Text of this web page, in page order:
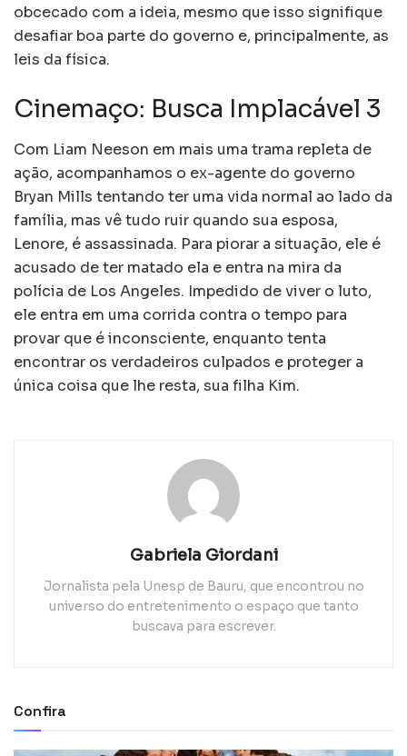
obcecado com a ideia, mesmo que isso signifique
desafiar boa parte do governo e, principalmente, as
leis da física.
Cinemaço: Busca Implacável 3
Com Liam Neeson em mais uma trama repleta de
ação, acompanhamos o ex-agente do governo
Bryan Mills tentando ter uma vida normal ao lado da
família, mas vê tudo ruir quando sua esposa,
Lenore, é assassinada. Para piorar a situação, ele é
acusado de ter matado ela e entra na mira da
polícia de Los Angeles. Impedido de viver o luto,
ele entra em uma corrida contra o tempo para
provar que é inconsciente, enquanto tenta
encontrar os verdadeiros culpados e proteger a
única coisa que lhe resta, sua filha Kim.
Gabriela Giordani
Jornalista pela Unesp de Bauru, que encontrou no
universo do entretenimento o espaço que tanto
buscava para escrever.
Confira